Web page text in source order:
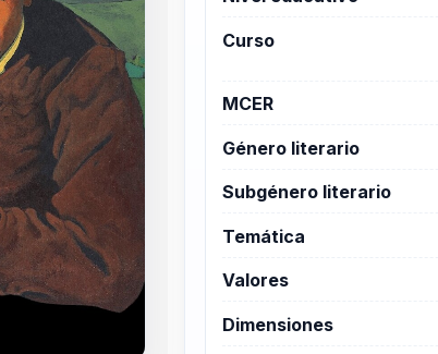
Curso
MCER
Género literario
Subgénero literario
Temática
Valores
Dimensiones